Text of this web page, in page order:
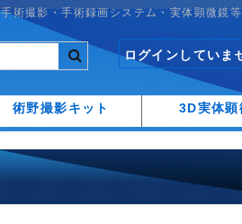
手術撮影・手術録画システム・実体顕微鏡
ログインしていま
術野撮影キット 3D実体顕